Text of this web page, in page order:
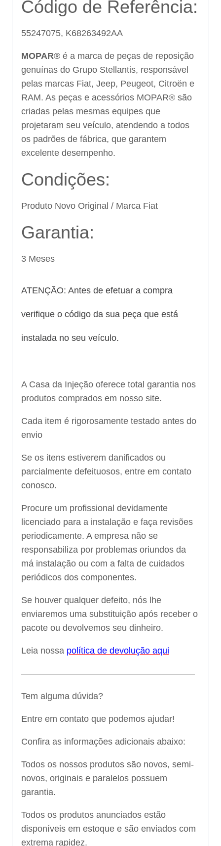
Código de Referência:
55247075, K68263492AA
MOPAR® é a marca de peças de reposição
genuínas do Grupo Stellantis, responsável
pelas marcas Fiat, Jeep, Peugeot, Citroën e
RAM. As peças e acessórios MOPAR® são
criadas pelas mesmas equipes que
projetaram seu veículo, atendendo a todos
os padrões de fábrica, que garantem
excelente desempenho.
Condições:
Produto Novo Original / Marca Fiat
Garantia:
3 Meses
ATENÇÃO: Antes de efetuar a compra
verifique o código da sua peça que está
instalada no seu veículo.
A Casa da Injeção oferece total garantia nos
produtos comprados em nosso site.
Cada item é rigorosamente testado antes do
envio
Se os itens estiverem danificados ou
parcialmente defeituosos, entre em contato
conosco.
Procure um profissional devidamente
licenciado para a instalação e faça revisões
periodicamente. A empresa não se
responsabiliza por problemas oriundos da
má instalação ou com a falta de cuidados
periódicos dos componentes.
Se houver qualquer defeito, nós lhe
enviaremos uma substituição após receber o
pacote ou devolvemos seu dinheiro.
Leia nossa política de devolução aqui
———————————————————–
Tem alguma dúvida?
Entre em contato que podemos ajudar!
Confira as informações adicionais abaixo:
Todos os nossos produtos são novos, semi-
novos, originais e paralelos possuem
garantia.
Todos os produtos anunciados estão
disponíveis em estoque e são enviados com
extrema rapidez.